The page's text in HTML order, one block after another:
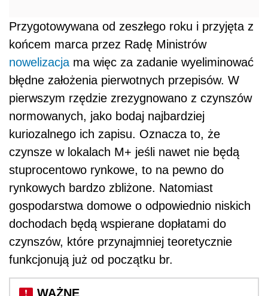
Przygotowywana od zeszłego roku i przyjęta z
końcem marca przez Radę Ministrów
nowelizacja ma więc za zadanie wyeliminować
błędne założenia pierwotnych przepisów. W
pierwszym rzędzie zrezygnowano z czynszów
normowanych, jako bodaj najbardziej
kuriozalnego ich zapisu. Oznacza to, że
czynsze w lokalach M+ jeśli nawet nie będą
stuprocentowo rynkowe, to na pewno do
rynkowych bardzo zbliżone. Natomiast
gospodarstwa domowe o odpowiednio niskich
dochodach będą wspierane dopłatami do
czynszów, które przynajmniej teoretycznie
funkcjonują już od początku br.